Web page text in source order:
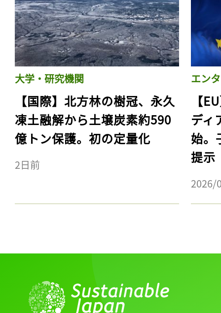
大学・研究機関
【国際】北方林の樹冠、永久
凍土融解から土壌炭素約590
億トン保護。初の定量化
2日前
エン
【
ディ
始。
提示
2026/
ログインが必
ログイン